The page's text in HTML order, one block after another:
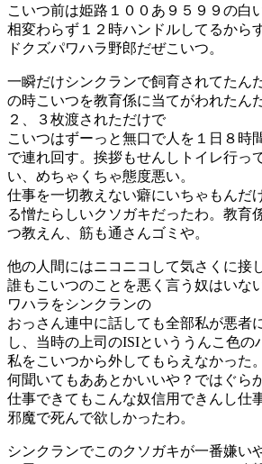
こいつ前は姫路１００あ９５９９の白
相変わらず１２時ハンドルしてるから
ドクズパワハラ野郎だぜこいつ。
一瞬だけシンクランで飼育されてたん
の時こいつを教育係に当てがわれたん
２、３枚渡されただけで
こいつはずーっと無口で人を１日８時
で連れ回す。挨拶もせんしトイレ行っ
い、めちゃくちゃ態度悪い。
仕事を一切教えない癖にいちゃもんだ
る憎たらしいクソガキだったわ。教育
つ教えん、筋も通さんゴミや。
他の人間にはニコニコして気さくに接
誰もこいつのことを悪く言う奴はいな
ワハラをシンクランの
おっさん連中に話しても全部私が悪者
し、当時の上司のISIといううんこ色の
私をこいつから外してもらえなかった。
何聞いてもああとかいいや？ではぐら
仕事できてもこんな奴信用できんし仕
邪魔で死んで欲しかったわ。
シンクランでこのクソガキが一番嫌い